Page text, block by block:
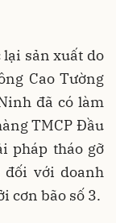
sản xuất do
Cao Tường
đã có làm
TMCP Đầu
pháp tháo gỡ
đối với doanh
cơn bão số 3.